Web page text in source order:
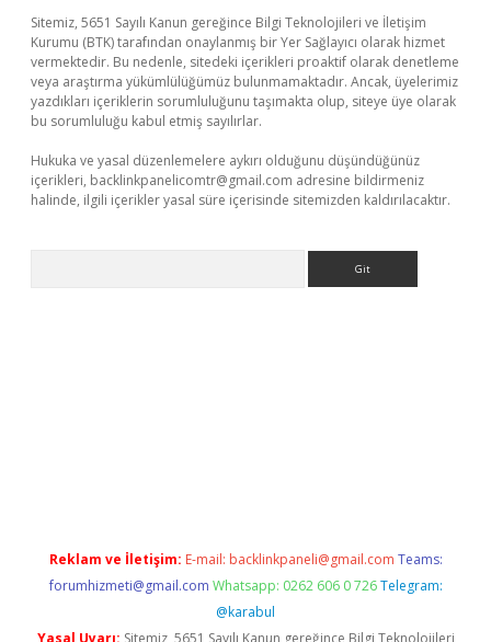
Sitemiz, 5651 Sayılı Kanun gereğince Bilgi Teknolojileri ve İletişim
Kurumu (BTK) tarafından onaylanmış bir Yer Sağlayıcı olarak hizmet
vermektedir. Bu nedenle, sitedeki içerikleri proaktif olarak denetleme
veya araştırma yükümlülüğümüz bulunmamaktadır. Ancak, üyelerimiz
yazdıkları içeriklerin sorumluluğunu taşımakta olup, siteye üye olarak
bu sorumluluğu kabul etmiş sayılırlar.
Hukuka ve yasal düzenlemelere aykırı olduğunu düşündüğünüz
içerikleri, backlinkpanelicomtr@gmail.com adresine bildirmeniz
halinde, ilgili içerikler yasal süre içerisinde sitemizden kaldırılacaktır.
Reklam ve İletişim: E-mail: backlinkpaneli@gmail.com Teams:
forumhizmeti@gmail.com Whatsapp: 0262 606 0 726 Telegram:
@karabul
Yasal Uyarı: Sitemiz, 5651 Sayılı Kanun gereğince Bilgi Teknolojileri